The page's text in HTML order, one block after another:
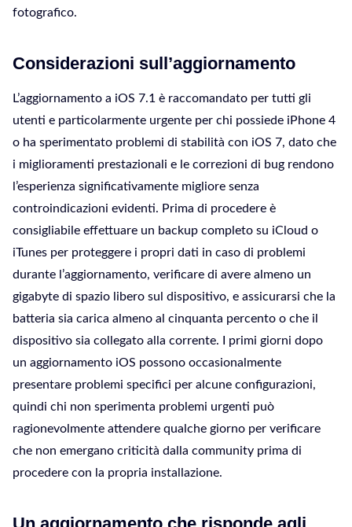
fotografico.
Considerazioni sull’aggiornamento
L’aggiornamento a iOS 7.1 è raccomandato per tutti gli
utenti e particolarmente urgente per chi possiede iPhone 4
o ha sperimentato problemi di stabilità con iOS 7, dato che
i miglioramenti prestazionali e le correzioni di bug rendono
l’esperienza significativamente migliore senza
controindicazioni evidenti. Prima di procedere è
consigliabile effettuare un backup completo su iCloud o
iTunes per proteggere i propri dati in caso di problemi
durante l’aggiornamento, verificare di avere almeno un
gigabyte di spazio libero sul dispositivo, e assicurarsi che la
batteria sia carica almeno al cinquanta percento o che il
dispositivo sia collegato alla corrente. I primi giorni dopo
un aggiornamento iOS possono occasionalmente
presentare problemi specifici per alcune configurazioni,
quindi chi non sperimenta problemi urgenti può
ragionevolmente attendere qualche giorno per verificare
che non emergano criticità dalla community prima di
procedere con la propria installazione.